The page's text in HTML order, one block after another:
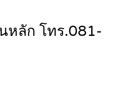
หลัก โทร.081-